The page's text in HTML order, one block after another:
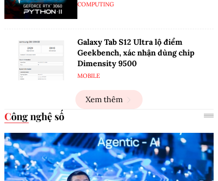
COMPUTING
Galaxy Tab S12 Ultra lộ điểm
Geekbench, xác nhận dùng chip
Dimensity 9500
MOBILE
Xem thêm
Công nghệ số